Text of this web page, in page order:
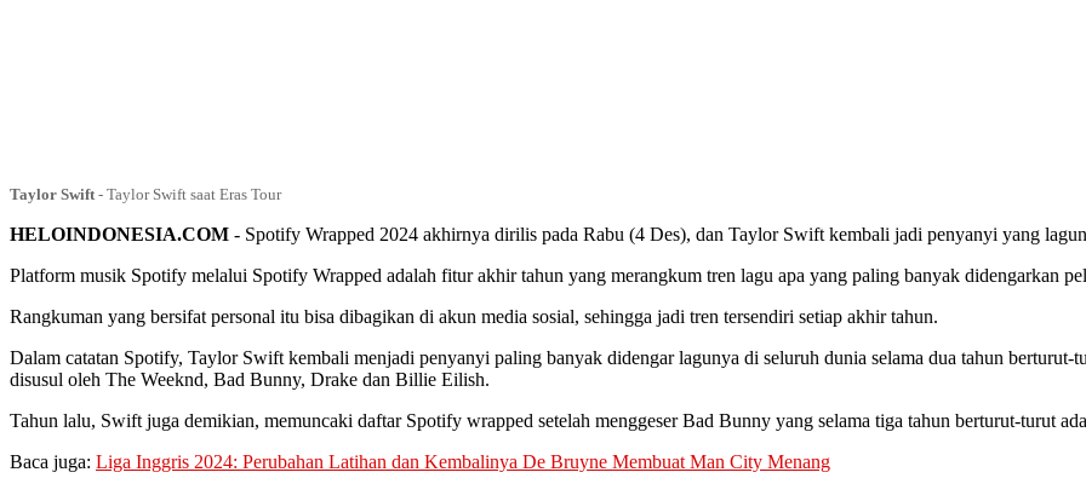
Taylor Swift- Taylor Swift saat Eras Tour
HELOINDONESIA.COM - Spotify Wrapped 2024 akhirnya dirilis pada Rabu (4 Des), dan Taylor Swift kembali jadi penyanyi yang
Platform musik Spotify melalui Spotify Wrapped adalah fitur akhir tahun yang merangkum tren lagu apa yang paling banyak didengarkan
Rangkuman yang bersifat personal itu bisa dibagikan di akun media sosial, sehingga jadi tren tersendiri setiap akhir tahun.
Dalam catatan Spotify, Taylor Swift kembali menjadi penyanyi paling banyak didengar lagunya di seluruh dunia selama dua tahun
disusul oleh The Weeknd, Bad Bunny, Drake dan Billie Eilish.
Tahun lalu, Swift juga demikian, memuncaki daftar Spotify wrapped setelah menggeser Bad Bunny yang selama tiga tahun berturut-turut
Baca juga: Liga Inggris 2024: Perubahan Latihan dan Kembalinya De Bruyne Membuat Man City Menang